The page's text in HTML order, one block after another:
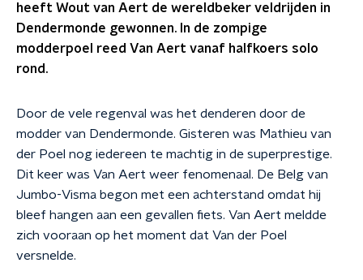
heeft Wout van Aert de wereldbeker veldrijden in
Dendermonde gewonnen. In de zompige
modderpoel reed Van Aert vanaf halfkoers solo
rond.
Door de vele regenval was het denderen door de
modder van Dendermonde. Gisteren was Mathieu van
der Poel nog iedereen te machtig in de superprestige.
Dit keer was Van Aert weer fenomenaal. De Belg van
Jumbo-Visma begon met een achterstand omdat hij
bleef hangen aan een gevallen fiets. Van Aert meldde
zich vooraan op het moment dat Van der Poel
versnelde.